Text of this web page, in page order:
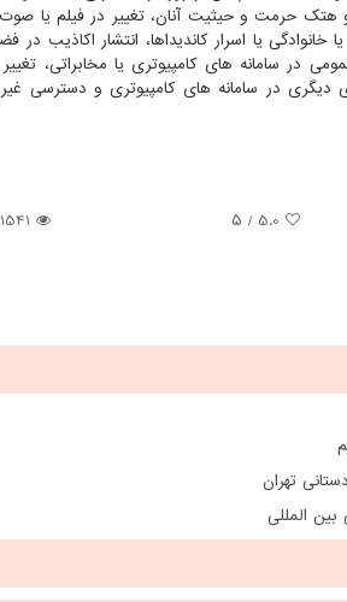
و هتک حرمت و حیثیت آنان، تغییر در فیلم یا
یا اسرار کاندیداها، انتشار اکاذیب
در سامانه های کامپیوتری یا مخابراتی،
دیگری در سامانه های کامپیوتری و دسترسی
5.0 / ۵
1541
المللی